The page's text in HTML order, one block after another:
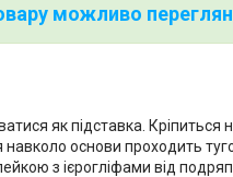
можливо
як підставка. Кріпиться
навколо основи проходить
з ієрогліфами від